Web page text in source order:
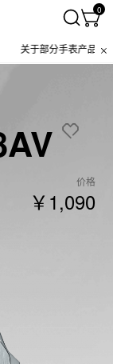
0
关于部分手表产品实施
价格
￥1,090